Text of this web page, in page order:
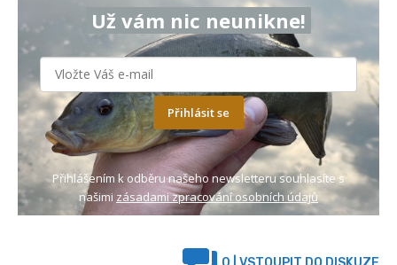
Už vám nic neunikne!
Přihlásit se
Přihlášením k odběru našeho newsletteru souhlasíte s
našimi zásadami zpracování osobních údajů